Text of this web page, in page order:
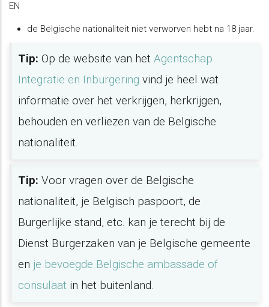
EN
de Belgische nationaliteit niet verworven hebt na 18 jaar.
Tip: Op de website van het Agentschap
Integratie en Inburgering vind je heel wat
informatie over het verkrijgen, herkrijgen,
behouden en verliezen van de Belgische
nationaliteit.
Tip: Voor vragen over de Belgische
nationaliteit, je Belgisch paspoort, de
Burgerlijke stand, etc. kan je terecht bij de
Dienst Burgerzaken van je Belgische gemeente
en je bevoegde Belgische ambassade of
consulaat in het buitenland.